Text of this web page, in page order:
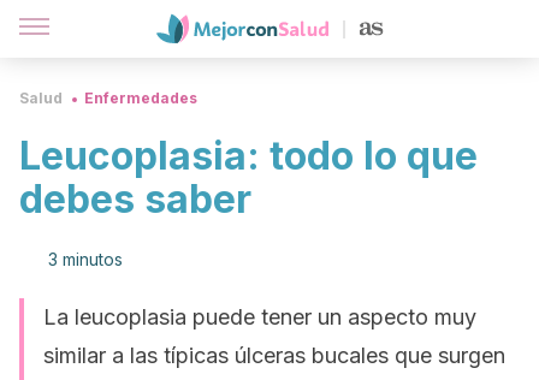
Salud Enfermedades
Leucoplasia: todo lo que
debes saber
3 minutos
La leucoplasia puede tener un aspecto muy
similar a las típicas úlceras bucales que surgen